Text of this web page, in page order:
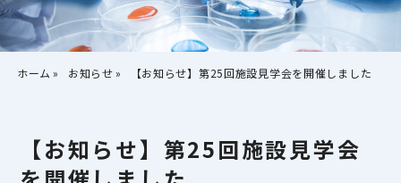
ホーム お知らせ 【お知らせ】第25回施設見学会を開催しました
【お知らせ】第25回施設見学会